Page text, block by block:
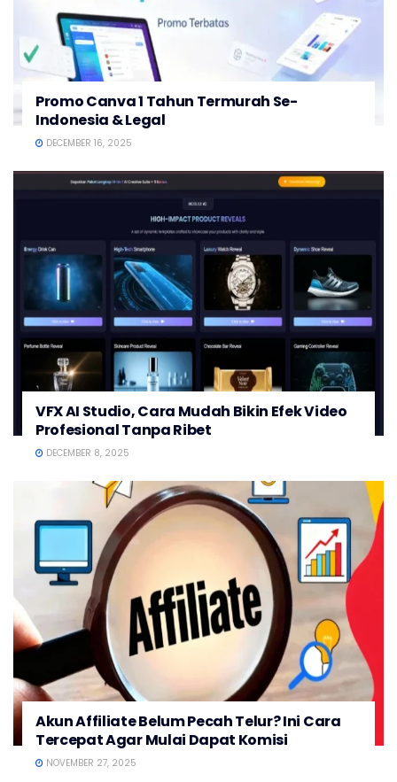
Promo Canva 1 Tahun Termurah Se-
Indonesia & Legal
DECEMBER 16, 2025
VFX AI Studio, Cara Mudah Bikin Efek Video
Profesional Tanpa Ribet
DECEMBER 8, 2025
Akun Affiliate Belum Pecah Telur? Ini Cara
Tercepat Agar Mulai Dapat Komisi
NOVEMBER 27, 2025